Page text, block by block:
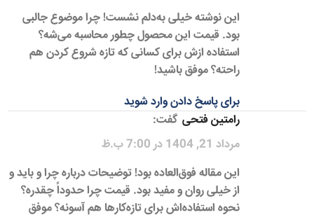
این نوشته خیلی به‌دلم نشست! چرا موضوع جالبی
بود. قیمت این محصول چطور محاسبه می‌شه؟
استفاده ازش برای کسانی که تازه شروع کردن هم
راحته؟ موفق باشید!
برای پاسخ دادن وارد شوید
رامتین فتحی گفت:
مرداد 21, 1404 در 7:00 ب.ظ
این مقاله فوق‌العاده بود! توضیحات درباره چرا و باید و
از خیلی روان و مفید بود. قیمت چرا حدوداً چقدره؟
نحوه استفاده‌اش برای تازه‌کارها هم آسونه؟ موفق